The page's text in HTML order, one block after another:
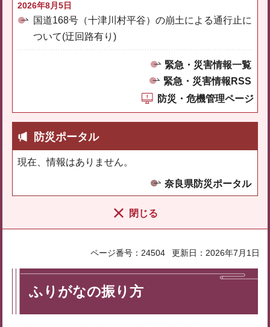
2026年8月5日
国道168号（十津川村平谷）の崩土による通行止に
ついて(迂回路有り)
緊急・災害情報一覧
緊急・災害情報RSS
防災・危機管理ページ
防災ポータル
現在、情報はありません。
奈良県防災ポータル
閉じる
ページ番号：24504 更新日：2026年7月1日
ふりがなの振り方